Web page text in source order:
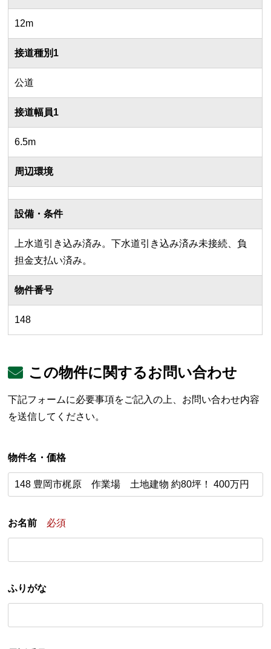
12m
接道種別1
公道
接道幅員1
6.5m
周辺環境
設備・条件
上水道引き込み済み。下水道引き込み済み未接続、負
担金支払い済み。
物件番号
148
この物件に関するお問い合わせ
下記フォームに必要事項をご記入の上、お問い合わせ内容
を送信してください。
物件名・価格
お名前 必須
ふりがな